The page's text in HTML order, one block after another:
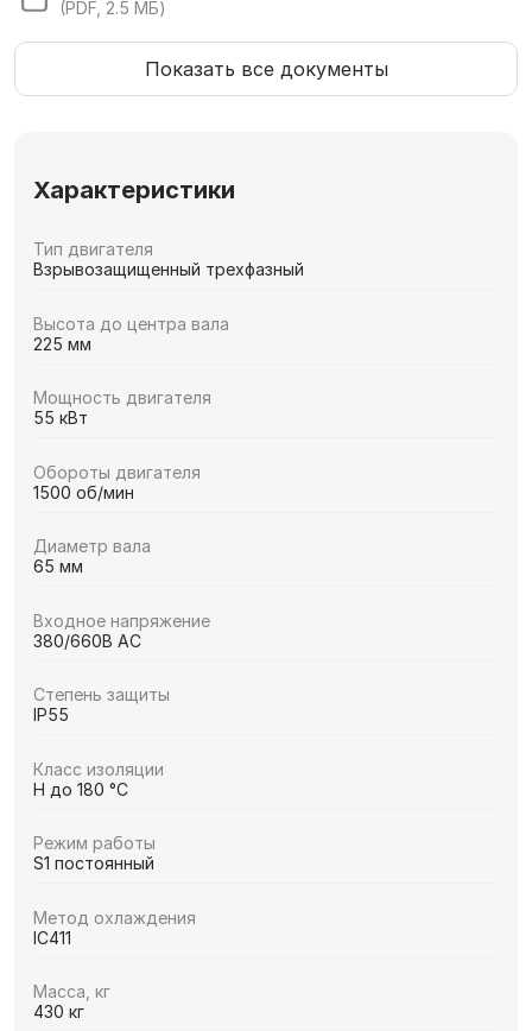
(PDF, 2.5 МБ)
Показать все документы
Характеристики
Тип двигателя
Взрывозащищенный трехфазный
Высота до центра вала
225 мм
Мощность двигателя
55 кВт
Обороты двигателя
1500 об/мин
Диаметр вала
65 мм
Входное напряжение
380/660В AC
Степень защиты
IP55
Класс изоляции
H до 180 °C
Режим работы
S1 постоянный
Метод охлаждения
IC411
Масса, кг
430 кг